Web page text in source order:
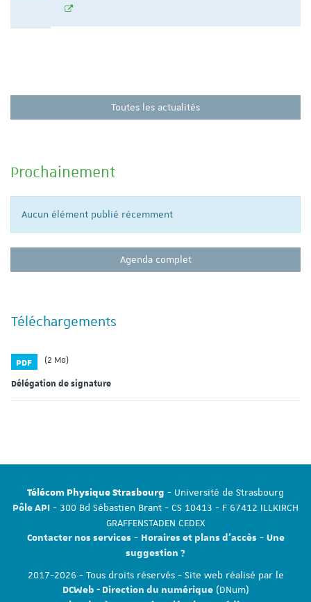
Toutes les actualités
Prochainement
Aucun élément publié récemment
Agenda complet
Téléchargements
Délégation de signature
PDF (2 Mo)
Télécom Physique Strasbourg - Université de Strasbourg
Pôle API - 300 Bd Sébastien Brant - CS 10413 - F 67412 ILLKIRCH
GRAFFENSTADEN CEDEX
Contacter nos services - Horaires et plans d'accès - Une
suggestion ?
2017-2026 - Tous droits réservés - Site web réalisé par le
DCWeb - Direction du numérique(DNum)